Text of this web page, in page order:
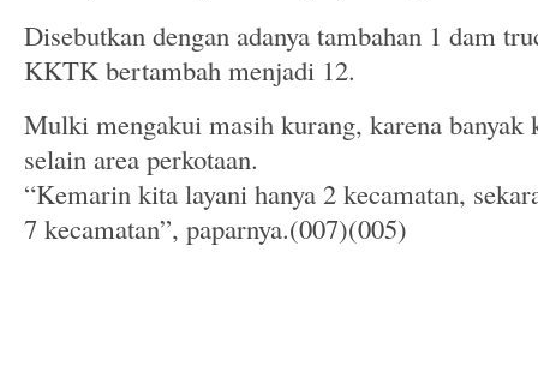
Disebutkan dengan adanya tambahan 1 dam
KKTK bertambah menjadi 12.
Mulki mengakui masih kurang, karena banyak
selain area perkotaan.
“Kemarin kita layani hanya 2 kecamatan,
7 kecamatan”, paparnya.(007)(005)